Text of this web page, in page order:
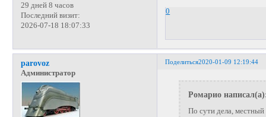
29 дней 8 часов
Последний визит:
2026-07-18 18:07:33
0
Поделиться2020-01-09 12:19:44
parovoz
Администратор
Ромарио
По сути дела,